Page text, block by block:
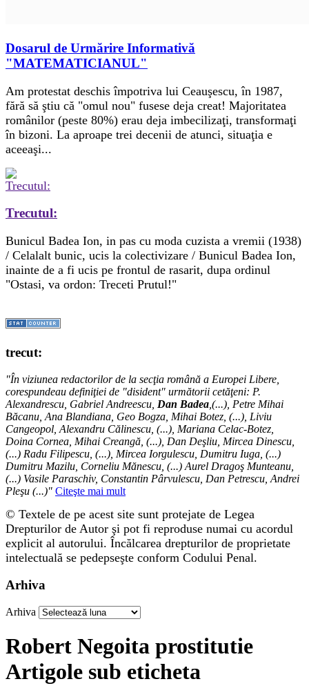
Dosarul de Urmărire Informativă
"MATEMATICIANUL"
Am protestat deschis împotriva lui Ceauşescu, în 1987,
fără să ştiu că "omul nou" fusese deja creat! Majoritatea
românilor (peste 80%) erau deja imbecilizaţi, transformaţi
în bizoni. La aproape trei decenii de atunci, situaţia e
aceeaşi...
Trecutul:
Bunicul Badea Ion, in pas cu moda cuzista a vremii (1938)
/ Celalalt bunic, ucis la colectivizare / Bunicul Badea Ion,
inainte de a fi ucis pe frontul de rasarit, dupa ordinul
"Ostasi, va ordon: Treceti Prutul!"
trecut:
"În viziunea redactorilor de la secţia română a Europei Libere,
corespundeau definiţiei de "disident" următorii ce­tă­ţeni: P.
Alexandrescu, Gabriel Andreescu, Dan Badea ,(...), Petre Mihai
Băcanu, Ana Blandiana, Geo Bogza, Mihai Botez, (...), Liviu
Cangeopol, Alexandru Călinescu, (...), Mariana Celac-Botez,
Doina Cornea, Mihai Creangă, (...), Dan Deşliu, Mircea Dinescu,
(...) Radu Filipescu, (...), Mircea Iorgulescu, Dumitru Iuga, (...)
Dumitru Mazilu, Corneliu Mănescu, (...) Aurel Dragoş Munteanu,
(...) Vasile Paraschiv, Constantin Pârvulescu, Dan Petrescu, Andrei
Pleşu (...)" Citeşte mai mult
© Textele de pe acest site sunt protejate de Legea
Drepturilor de Autor şi pot fi reproduse numai cu acordul
explicit al autorului. Încălcarea drepturilor de proprietate
intelectuală se pedepseşte conform Codului Penal.
Arhiva
Arhiva
Robert Negoita prostitutie
Artigole sub eticheta